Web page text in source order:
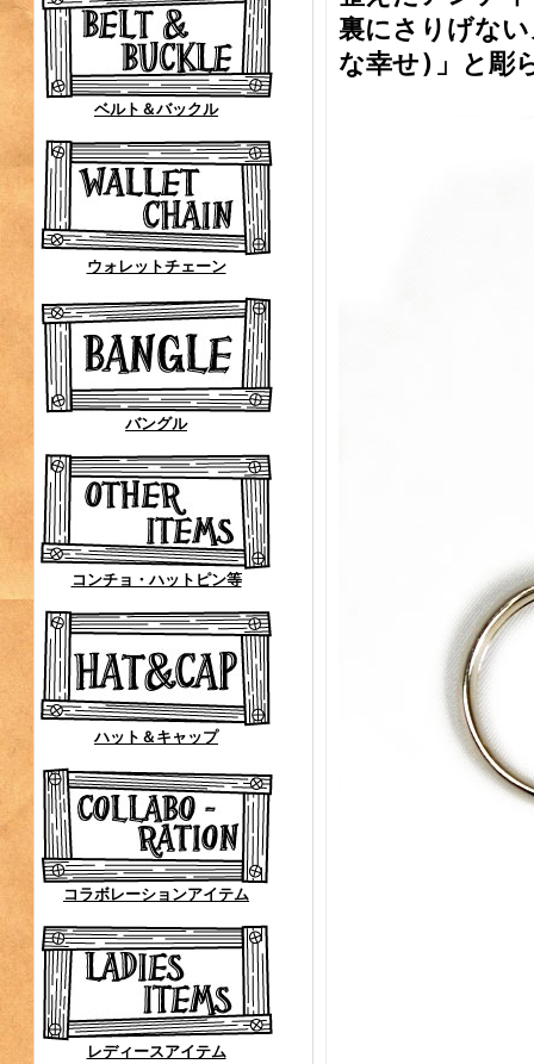
ベルト＆バックル
ウォレットチェーン
バングル
コンチョ・ハットピン等
ハット＆キャップ
コラボレーションアイテム
レディースアイテム
裏にさりげな
な幸せ)」と彫